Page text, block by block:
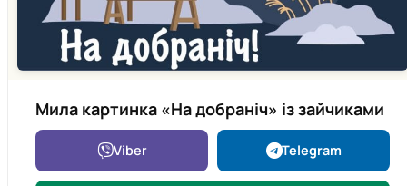
Мила картинка «На добраніч» із зайчиками
Viber Telegram